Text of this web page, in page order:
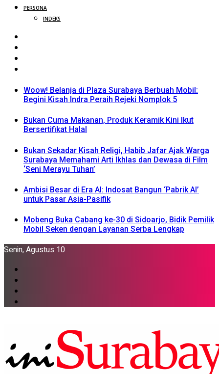
PERSONA
INDEKS
Woow! Belanja di Plaza Surabaya Berbuah Mobil:
Begini Kisah Indra Peraih Rejeki Nomplok 5
Bukan Cuma Makanan, Produk Keramik Kini Ikut
Bersertifikat Halal
Bukan Sekadar Kisah Religi, Habib Jafar Ajak Warga
Surabaya Memahami Arti Ikhlas dan Dewasa di Film
‘Seni Merayu Tuhan’
Ambisi Besar di Era AI: Indosat Bangun ‘Pabrik AI’
untuk Pasar Asia-Pasifik
Mobeng Buka Cabang ke-30 di Sidoarjo, Bidik Pemilik
Mobil Seken dengan Layanan Serba Lengkap
Senin, Agustus 10